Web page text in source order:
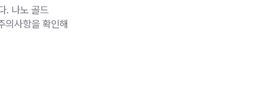
. 나노 골드
의사항을 확인해